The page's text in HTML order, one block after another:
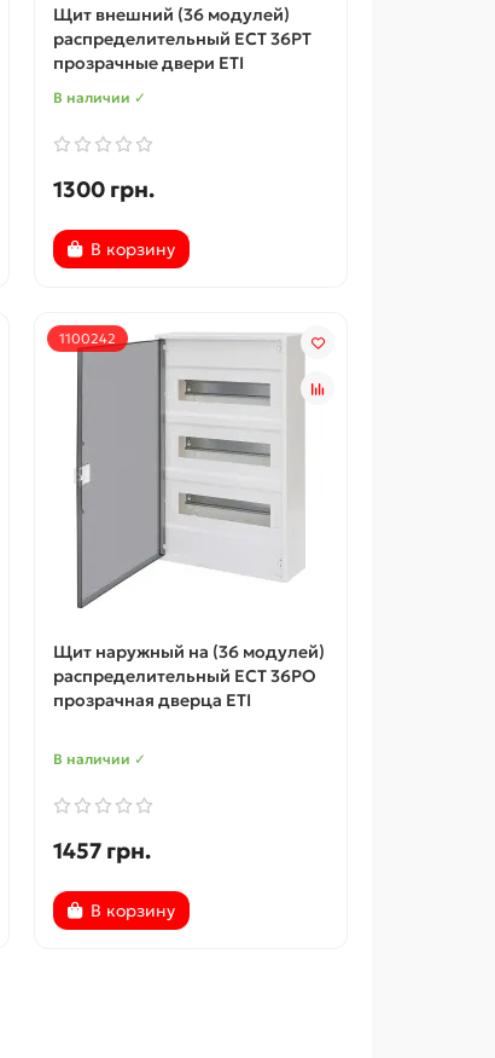
Щит внешний (36 модулей)
распределительный ECT 36PT
прозрачные двери ETI
В наличии ✓
1300 грн.
В корзину
1100242
Щит наружный на (36 модулей)
распределительный ECT 36PO
прозрачная дверца ETI
В наличии ✓
1457 грн.
В корзину